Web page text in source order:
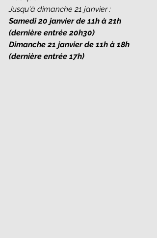
Jusqu'à dimanche 21 janvier :
Samedi 20 janvier de 11h à 21h
(dernière entrée 20h30)
Dimanche 21 janvier de 11h à 18h
(dernière entrée 17h)